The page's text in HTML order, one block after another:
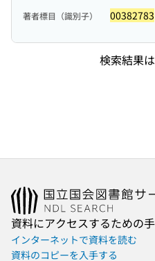
著者標目（識別子） 00382783
検索結果
資料にアクセスするための
インターネットで資料を読む
資料のコピーを入手する